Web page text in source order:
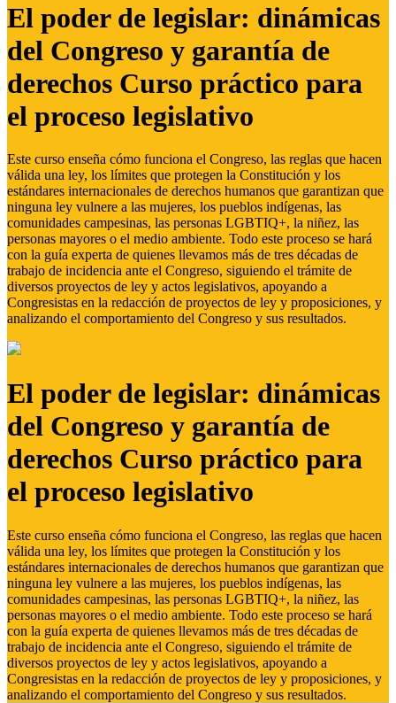
El poder de legislar: dinámicas
del Congreso y garantía de
derechos Curso práctico para
el proceso legislativo
Este curso enseña cómo funciona el Congreso, las reglas que hacen
válida una ley, los límites que protegen la Constitución y los
estándares internacionales de derechos humanos que garantizan que
ninguna ley vulnere a las mujeres, los pueblos indígenas, las
comunidades campesinas, las personas LGBTIQ+, la niñez, las
personas mayores o el medio ambiente. Todo este proceso se hará
con la guía experta de quienes llevamos más de tres décadas de
trabajo de incidencia ante el Congreso, siguiendo el trámite de
diversos proyectos de ley y actos legislativos, apoyando a
Congresistas en la redacción de proyectos de ley y proposiciones, y
analizando el comportamiento del Congreso y sus resultados.
El poder de legislar: dinámicas
del Congreso y garantía de
derechos Curso práctico para
el proceso legislativo
Este curso enseña cómo funciona el Congreso, las reglas que hacen
válida una ley, los límites que protegen la Constitución y los
estándares internacionales de derechos humanos que garantizan que
ninguna ley vulnere a las mujeres, los pueblos indígenas, las
comunidades campesinas, las personas LGBTIQ+, la niñez, las
personas mayores o el medio ambiente. Todo este proceso se hará
con la guía experta de quienes llevamos más de tres décadas de
trabajo de incidencia ante el Congreso, siguiendo el trámite de
diversos proyectos de ley y actos legislativos, apoyando a
Congresistas en la redacción de proyectos de ley y proposiciones, y
analizando el comportamiento del Congreso y sus resultados.